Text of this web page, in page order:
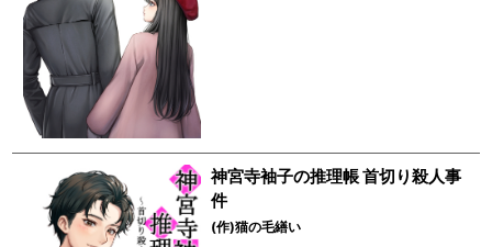
神宮寺袖子の推理帳 首切り殺人事
件
(作)猫の毛繕い